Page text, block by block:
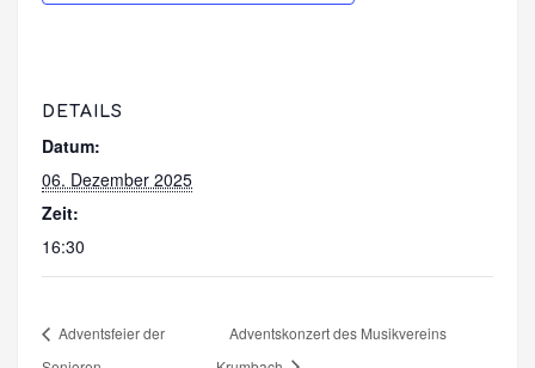
DETAILS
Datum:
06. Dezember 2025
Zeit:
16:30
Adventsfeier der
Adventskonzert des Musikvereins